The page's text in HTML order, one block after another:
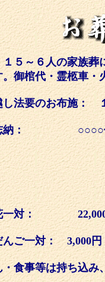
５～６人の家族葬
御棺代・霊柩車・
し法要のお布施：
志納：
信
号信
日号信
日号居
対： 22,000
一対： 3,000円
等は持ち込み、